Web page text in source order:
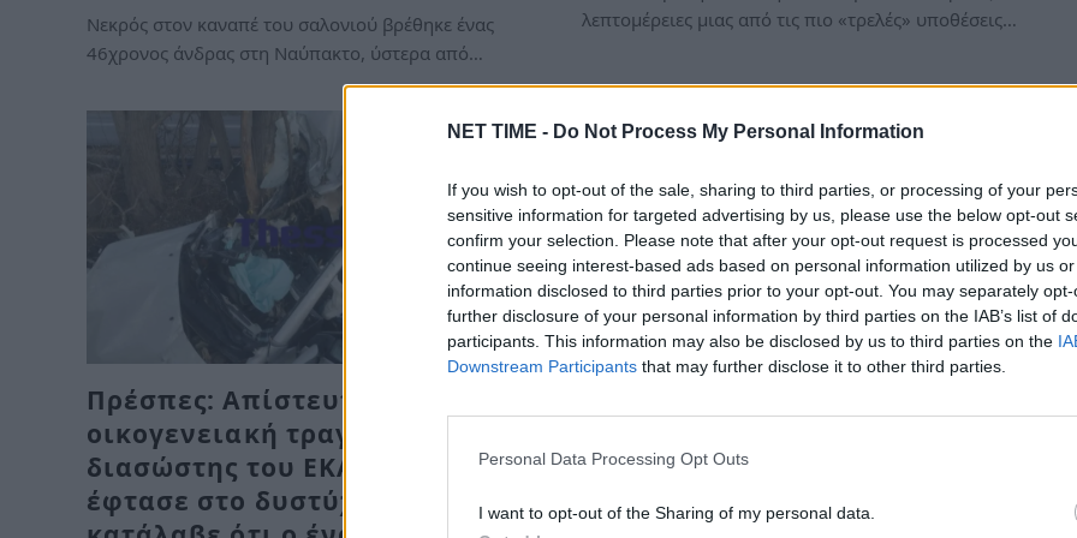
NET TIME - Do Not Process My Personal Information
If you wish to opt-out of the sale, sharing to third parties, or processing of your
sensitive information for targeted advertising by us, please use the below opt-out
confirm your selection. Please note that after your opt-out request is processed
continue seeing interest-based ads based on personal information utilized by us
information disclosed to third parties prior to your opt-out. You may separately
further disclosure of your personal information by third parties on the IAB’s list of
participants. This information may also be disclosed by us to third parties on the
Downstream Participants that may further disclose it to other third parties.
Personal Data Processing Opt Outs
I want to opt-out of the Sharing of my personal data.
Νεκρός στον καναπέ του σαλονιού βρέθηκε ένας
46χρονος άνδρας στη Ναύπακτο, ύστερα από…
λεπτομέρειες μιας από τις πιο «τρελές» υποθέσεις…
Πρέσπες: Απίστευτη
οικογενειακή τραγωδία – Ο
διασώστης του ΕΚΑΒ, μόλις
έφτασε στο δυστύχημα,
δεν κατάλαβε τίποτα – Πwς
αποκαλύφθnκε η ανείπωτn